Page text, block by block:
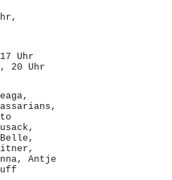
Uhr
20 Uhr
Antje